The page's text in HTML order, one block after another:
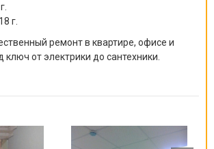
г.
ремонт в квартире, офисе и
от электрики до сантехники.